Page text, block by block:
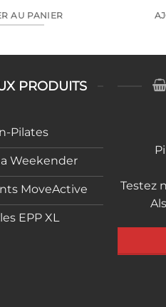
AU PANIER
PRODUITS
Pilates
Weekender
MoveActive
EPP XL
Testez